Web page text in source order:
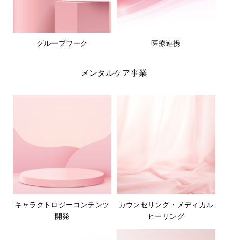
グループワーク 医療連携
メンタルケア事業
キャラクトロジーコンテンツ
開発
カウンセリング・メディカル
ヒーリング